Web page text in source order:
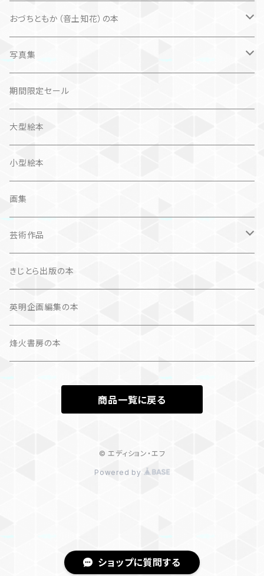
ショップに質問する
楽しいお話
文芸、小説
問題提起
国内
文芸、小説
詩歌
文学（論）
猫
おづちともか（音土知花）の本
ZINE
仏語対訳絵本
写真集
写真集
作品＋エッセイ
カレンダー
画集
カレンダー
期間限定セール
大型絵本
小型絵本
画集
芸術作品
画集
作品集＋エッセイ
カレンダー
写真集
作品集＋エッセイ
きじとら出版の本
英明企画編集の本
烽火書房の本
商品一覧に戻る
© エディション・エフ
Powered by